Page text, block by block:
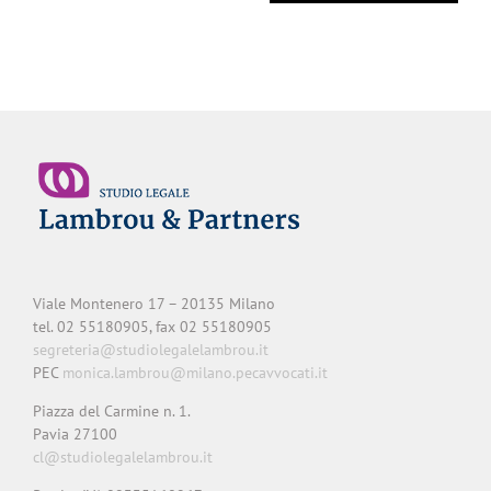
Viale Montenero 17 – 20135 Milano
tel. 02 55180905, fax 02 55180905
segreteria@studiolegalelambrou.it
PEC monica.lambrou@milano.pecavvocati.it
Piazza del Carmine n. 1.
Pavia 27100
cl@studiolegalelambrou.it